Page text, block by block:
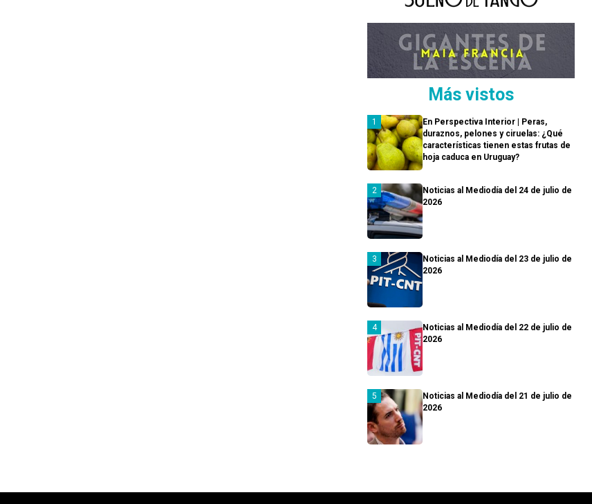
Más vistos
En Perspectiva Interior | Peras,
duraznos, pelones y ciruelas: ¿Qué
características tienen estas frutas de
hoja caduca en Uruguay?
Noticias al Mediodía del 24 de julio de
2026
Noticias al Mediodía del 23 de julio de
2026
Noticias al Mediodía del 22 de julio de
2026
Noticias al Mediodía del 21 de julio de
2026